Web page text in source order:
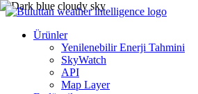
Ürünler
Yenilenebilir Enerji Tahmini
SkyWatch
API
Map Layer